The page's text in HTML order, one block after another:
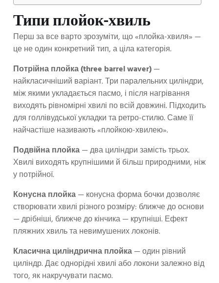
Типи плойок-хвиль
Перш за все варто зрозуміти, що «плойка-хвиля» —
це не один конкретний тип, а ціла категорія.
Потрійна плойка (three barrel waver)—
найкласичніший варіант. Три паралельних циліндри,
між якими укладається пасмо, і після нагрівання
виходять рівномірні хвилі по всій довжині. Підходить
для голлівудської укладки та ретро-стилю. Саме її
найчастіше називають «плойкою-хвилею».
Подвійна плойка— два циліндри замість трьох.
Хвилі виходять крупнішими й більш природними, ніж
у потрійної.
Конусна плойка— конусна форма бочки дозволяє
створювати хвилі різного розміру: ближче до основи
— дрібніші, ближче до кінчика — крупніші. Ефект
пляжних хвиль та невимушених локонів.
Класична циліндрична плойка— один рівний
циліндр. Дає однорідні хвилі або локони залежно від
того, як накручувати пасмо.